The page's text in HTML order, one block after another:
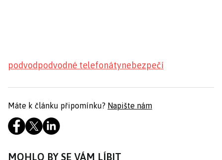
podvodpodvodné telefonátynebezpečí
Máte k článku připomínku? Napište nám
MOHLO BY SE VÁM LÍBIT